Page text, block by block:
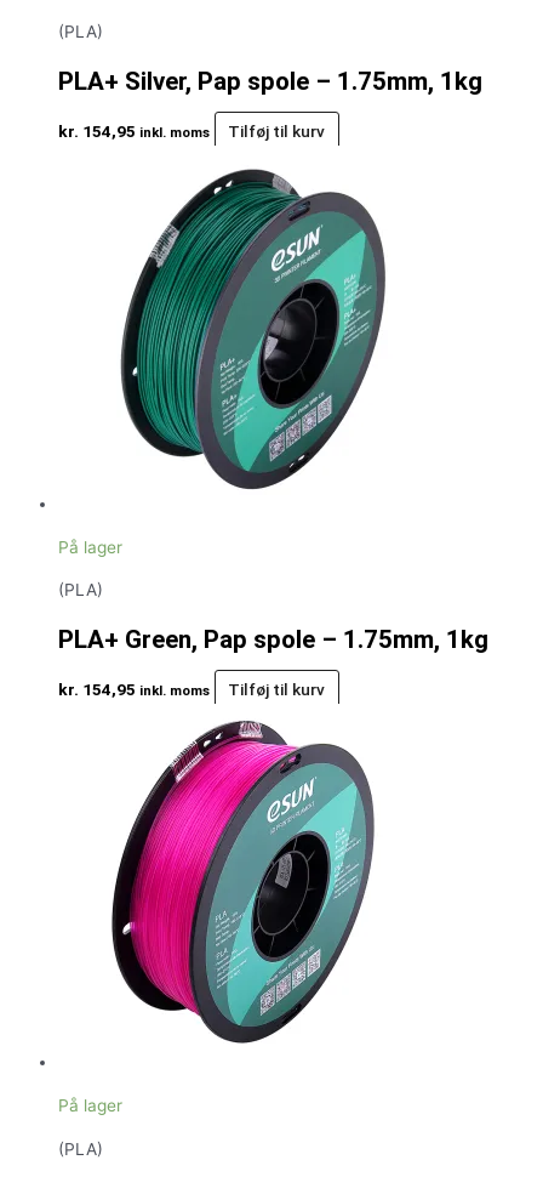
(PLA)
PLA+ Silver, Pap spole – 1.75mm, 1kg
kr. 154,95 inkl. moms Tilføj til kurv
På lager
(PLA)
PLA+ Green, Pap spole – 1.75mm, 1kg
kr. 154,95 inkl. moms Tilføj til kurv
På lager
(PLA)